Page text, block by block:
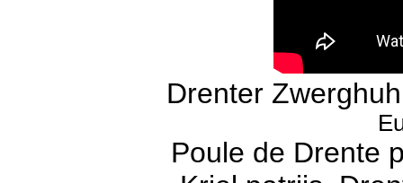
Drenter
Poule de Drente